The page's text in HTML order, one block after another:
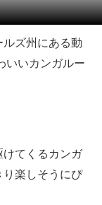
ズ州にある動
いいカンガルー
てくるカンガ
り楽しそうにぴ